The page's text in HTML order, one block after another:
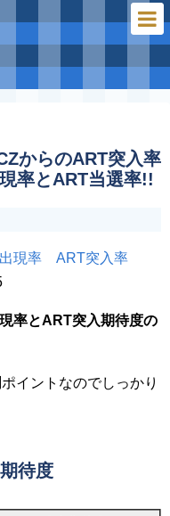
からのART突入率
率とART当選率!!
率とART突入期待度の
イントなのでしっかり
待度